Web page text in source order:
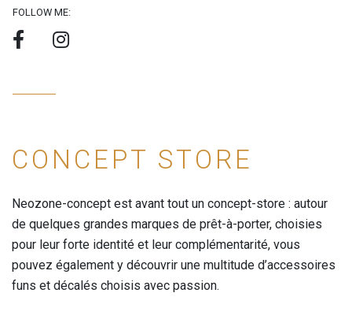
FOLLOW ME:
CONCEPT STORE
Neozone-concept est avant tout un concept-store : autour
de quelques grandes marques de prêt-à-porter, choisies
pour leur forte identité et leur complémentarité, vous
pouvez également y découvrir une multitude d’accessoires
funs et décalés choisis avec passion.